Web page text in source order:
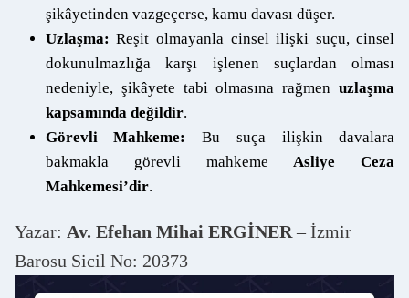
şikâyetinden vazgeçerse, kamu davası düşer.
Uzlaşma: Reşit olmayanla cinsel ilişki suçu, cinsel
dokunulmazlığa karşı işlenen suçlardan olması
nedeniyle, şikâyete tabi olmasına rağmenuzlaşma
kapsamında değildir.
Görevli Mahkeme: Bu suça ilişkin davalara
bakmakla görevli mahkemeAsliye Ceza
Mahkemesi’dir.
Yazar: Av. Efehan Mihai ERGİNER – İzmir
Barosu Sicil No: 20373